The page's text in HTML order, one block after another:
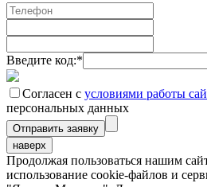
Введите код:*
Согласен с условиями работы
персональных данных
наверх
Продолжая пользоваться нашим
использование cookie-файлов и